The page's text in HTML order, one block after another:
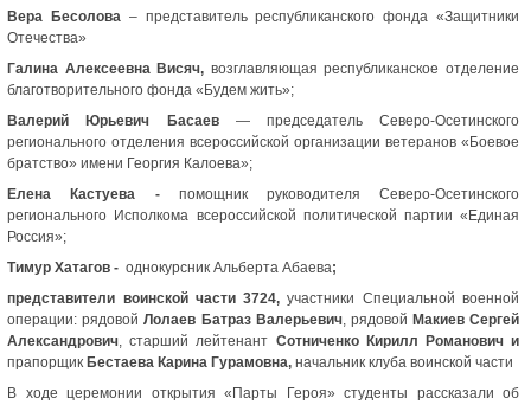
Вера Бесолова – представитель республиканского фонда «Защитники
Отечества»
Галина Алексеевна Висяч, возглавляющая республиканское отделение
благотворительного фонда «Будем жить»;
Валерий Юрьевич Басаев— председатель Северо-Осетинского
регионального отделения всероссийской организации ветеранов «Боевое
братство» имени Георгия Калоева»;
Елена Кастуева - помощник руководителя Северо-Осетинского
регионального Исполкома всероссийской политической партии «Единая
Россия»;
Тимур Хатагов -однокурсник Альберта Абаева;
представители воинской части 3724, участники Специальной военной
операции: рядовойЛолаев Батраз Валерьевич, рядовой Макиев Сергей
Александрович, старший лейтенант Сотниченко Кирилл Романович и
прапорщик Бестаева Карина Гурамовна,начальник клуба воинской части
В ходе церемонии открытия «Парты Героя» студенты рассказали об